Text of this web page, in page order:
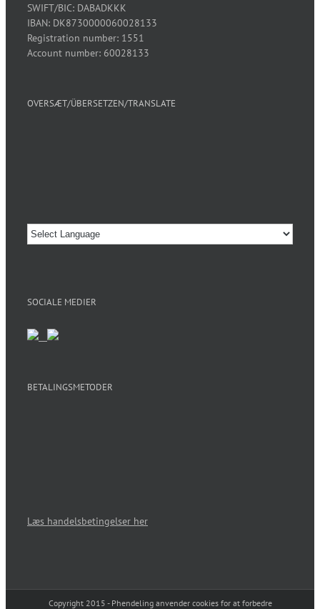
SWIFT/BIC: DABADKKK
IBAN: DK8730000060028133
Registration number: 1551
Account number: 60028133
OVERSÆT/ÜBERSETZEN/TRANSLATE
SOCIALE MEDIER
BETALINGSMETODER
Læs handelsbetingelser her
Copyright 2015 - Phendeling anvender cookies for at forbedre